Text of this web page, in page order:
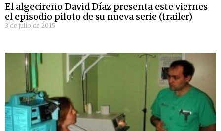
El algecireño David Díaz presenta este viernes
el episodio piloto de su nueva serie (trailer)
3 de julio de 2015